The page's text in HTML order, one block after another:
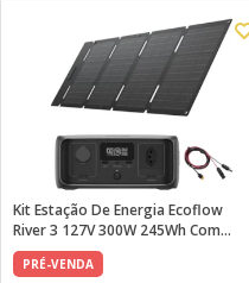
Kit Estação De Energia Ecoflow
River 3 127V 300W 245Wh Com
Painel 45W
PRÉ-VENDA